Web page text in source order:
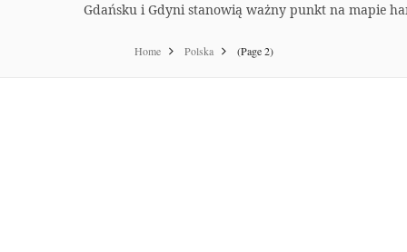
Gdańsku i Gdyni stanowią ważny punkt na mapie
Home Polska (Page 2)